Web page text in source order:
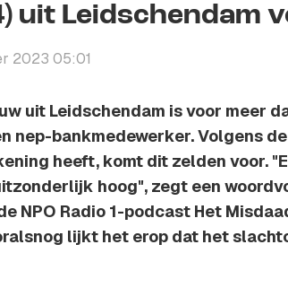
uit Leidschendam
2023 05:01
uit Leidschendam is voor meer
nep-bankmedewerker. Volgens
heeft, komt dit zelden voor.
hoog", zegt een
NPO Radio 1-podcast Het
lijkt het erop dat het